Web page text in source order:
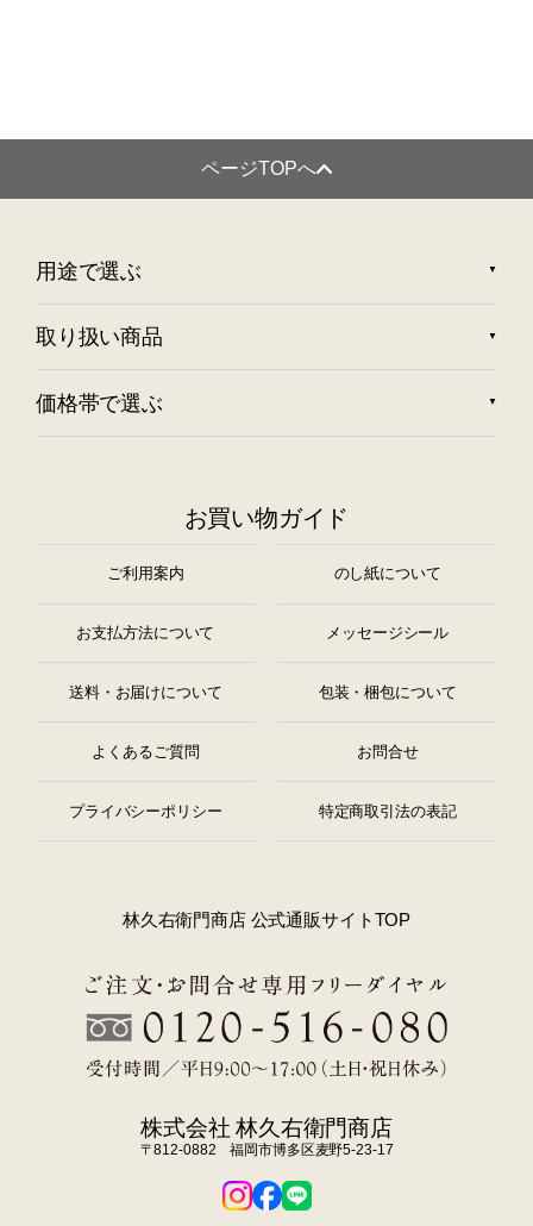
ページTOPへ
用途で選ぶ
取り扱い商品
価格帯で選ぶ
お買い物ガイド
ご利用案内 のし紙について
お支払方法について メッセージシール
送料・お届けについて 包装・梱包について
よくあるご質問 お問合せ
プライバシーポリシー 特定商取引法の表記
林久右衛門商店 公式通販サイトTOP
株式会社 林久右衛門商店
〒812-0882 福岡市博多区麦野5-23-17